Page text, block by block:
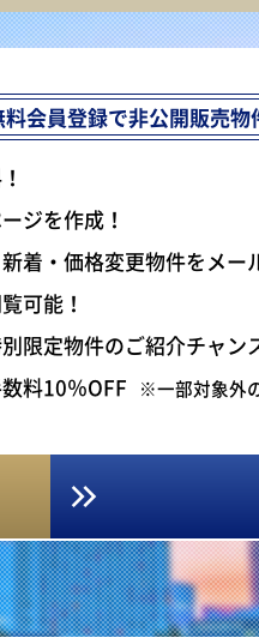
料会員登録で非公開販売物
ジを作成！
着・価格変更物件をメー
可能！
限定物件のご紹介チャン
料10％OFF ※一部対象外